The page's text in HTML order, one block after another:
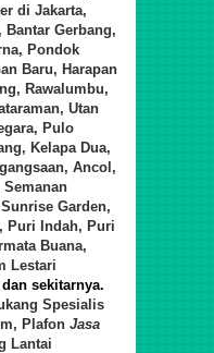
di Jakarta,
Gerbang,
Pondok
Baru, Harapan
Rawalumbu,
Utan
Pulo
Kelapa Dua,
Ancol,
Garden,
Puri Indah, Puri
Buana,
Lestari
sekitarnya.
Spesialis
Plafon Jasa
Lantai